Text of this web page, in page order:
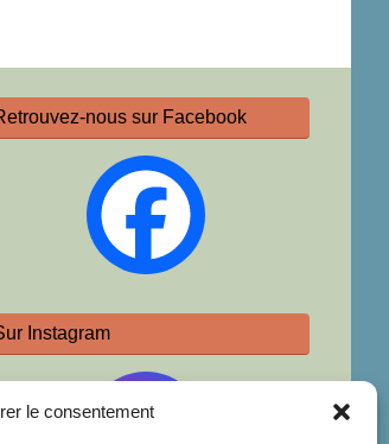
le consentement
nous sur Facebook
Instagram